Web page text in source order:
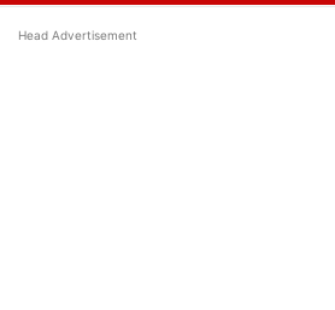
Head Advertisement